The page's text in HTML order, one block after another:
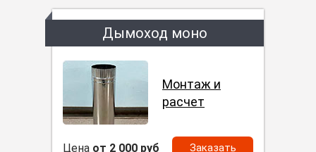
Дымоход моно
Монтаж и
расчет
Цена от 2 000 руб Заказать